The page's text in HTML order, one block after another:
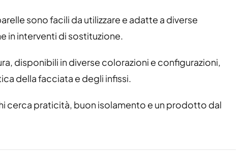
sono facili da utilizzare e adatte a diverse
in interventi di sostituzione.
disponibili in diverse colorazioni e configurazioni,
della facciata e degli infissi.
cerca praticità, buon isolamento e un prodotto dal